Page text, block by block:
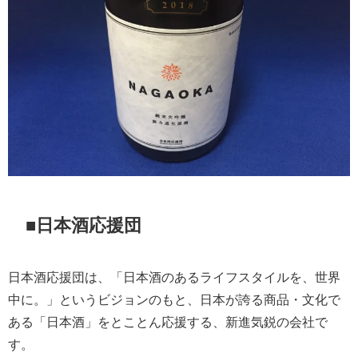
■日本酒応援団
日本酒応援団は、「日本酒のあるライフスタイルを、世界
中に。」というビジョンのもと、日本が誇る商品・文化で
ある「日本酒」をとことん応援する、新進気鋭の会社で
す。